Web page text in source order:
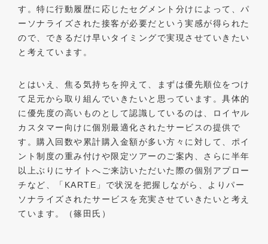
す。特に行動履歴に応じたセグメント分けによって、パ
ーソナライズされた接客が必要だという実感が得られた
ので、できるだけ早いタイミングで実現させていきたい
と考えています。
とはいえ、焦る気持ちを抑えて、まずは優先順位をつけ
て足元から取り組んでいきたいと思っています。具体的
に優先度の高いものとして認識しているのは、ロイヤル
カスタマー向けに個別最適化されたサービスの提供で
す。購入回数や累計購入金額が多い方々に対して、ポイ
ント制度の重み付けや限定ツアーのご案内、さらに半年
以上ぶりにサイトへご来訪いただいた際の個別アプロー
チなど、「KARTE」で状況を把握しながら、よりパー
ソナライズされたサービスを充実させていきたいと考え
ています。（篠田氏）